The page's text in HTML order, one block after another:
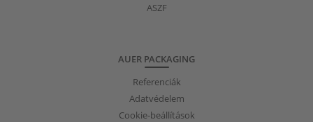
ASZF
AUER PACKAGING
Referenciák
Adatvédelem
Cookie-beállítások